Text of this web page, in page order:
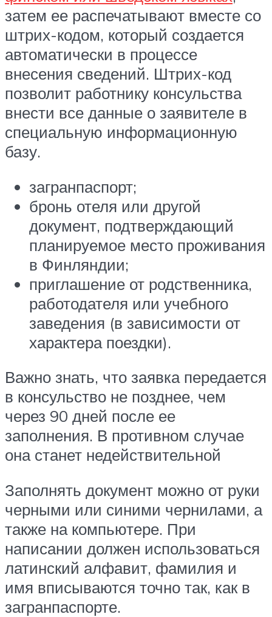
затем ее распечатывают вместе со
штрих-кодом, который создается
автоматически в процессе
внесения сведений. Штрих-код
позволит работнику консульства
внести все данные о заявителе в
специальную информационную
базу.
загранпаспорт;
бронь отеля или другой
документ, подтверждающий
планируемое место проживания
в Финляндии;
приглашение от родственника,
работодателя или учебного
заведения (в зависимости от
характера поездки).
Важно знать, что заявка передается
в консульство не позднее, чем
через 90 дней после ее
заполнения. В противном случае
она станет недействительной
Заполнять документ можно от руки
черными или синими чернилами, а
также на компьютере. При
написании должен использоваться
латинский алфавит, фамилия и
имя вписываются точно так, как в
загранпаспорте.